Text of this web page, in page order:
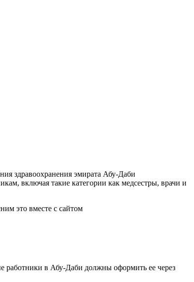
здравоохранения эмирата Абу-Даби
включая такие категории как медсестры, врачи и
это вместе с сайтом
работники в Абу-Даби должны оформить ее через